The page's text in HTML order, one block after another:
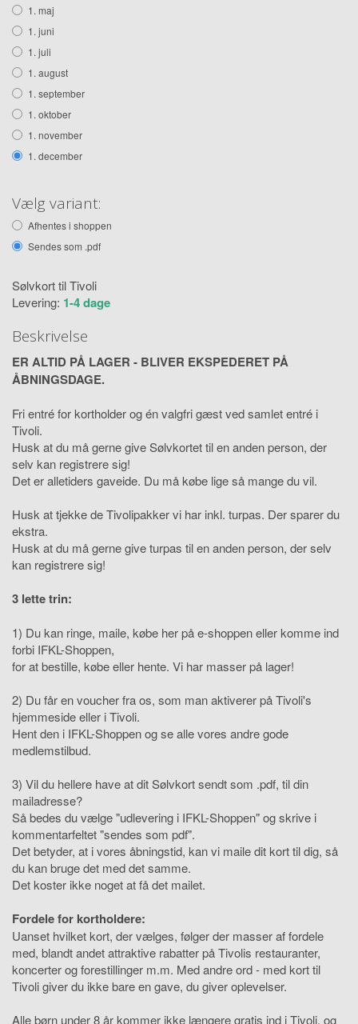
1. maj
1. juni
1. juli
1. august
1. september
1. oktober
1. november
1. december
Vælg variant:
Afhentes i shoppen
Sendes som .pdf
Sølvkort til Tivoli
Levering: 1-4 dage
Beskrivelse
ER ALTID PÅ LAGER - BLIVER EKSPEDERET PÅ
ÅBNINGSDAGE.
Fri entré for kortholder og én valgfri gæst ved samlet entré i
Tivoli.
Husk at du må gerne give Sølvkortet til en anden person, der
selv kan registrere sig!
Det er alletiders gaveide. Du må købe lige så mange du vil.
Husk at tjekke de Tivolipakker vi har inkl. turpas. Der sparer du
ekstra.
Husk at du må gerne give turpas til en anden person, der selv
kan registrere sig!
3 lette trin:
1) Du kan ringe, maile, købe her på e-shoppen eller komme ind
forbi IFKL-Shoppen,
for at bestille, købe eller hente. Vi har masser på lager!
2) Du får en voucher fra os, som man aktiverer på Tivoli's
hjemmeside eller i Tivoli.
Hent den i IFKL-Shoppen og se alle vores andre gode
medlemstilbud.
3) Vil du hellere have at dit Sølvkort sendt som .pdf, til din
mailadresse?
Så bedes du vælge "udlevering i IFKL-Shoppen" og skrive i
kommentarfeltet "sendes som pdf".
Det betyder, at i vores åbningstid, kan vi maile dit kort til dig, så
du kan bruge det med det samme.
Det koster ikke noget at få det mailet.
Fordele for kortholdere:
Uanset hvilket kort, der vælges, følger der masser af fordele
med, blandt andet attraktive rabatter på Tivolis restauranter,
koncerter og forestillinger m.m. Med andre ord - med kort til
Tivoli giver du ikke bare en gave, du giver oplevelser.
Alle børn under 8 år kommer ikke længere gratis ind i Tivoli, og